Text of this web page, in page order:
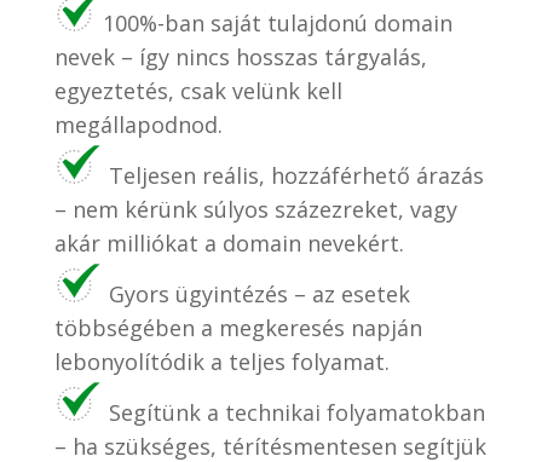
100%-ban saját tulajdonú domain
nevek – így nincs hosszas tárgyalás,
egyeztetés, csak velünk kell
megállapodnod.
Teljesen reális, hozzáférhető árazás
– nem kérünk súlyos százezreket, vagy
akár milliókat a domain nevekért.
Gyors ügyintézés – az esetek
többségében a megkeresés napján
lebonyolítódik a teljes folyamat.
Segítünk a technikai folyamatokban
– ha szükséges, térítésmentesen segítjük